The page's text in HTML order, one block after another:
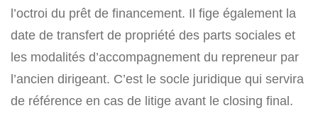
l’octroi du prêt de financement. Il fige également la
date de transfert de propriété des parts sociales et
les modalités d’accompagnement du repreneur par
l’ancien dirigeant. C’est le socle juridique qui servira
de référence en cas de litige avant le closing final.